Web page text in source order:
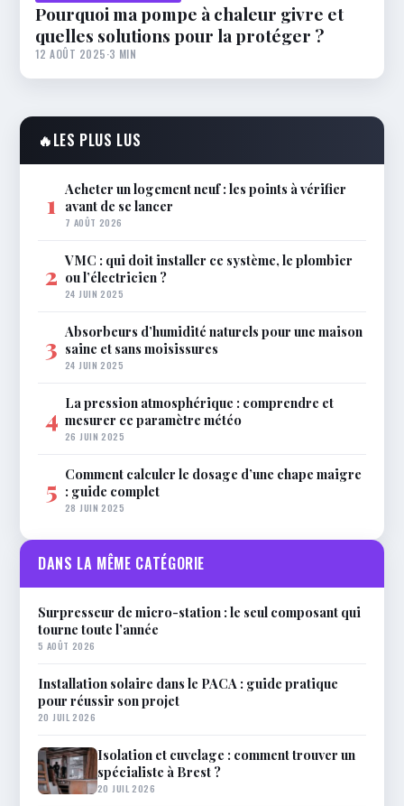
Pourquoi ma pompe à chaleur givre et
quelles solutions pour la protéger ?
12 AOÛT 2025·3 MIN
🔥LES PLUS LUS
1 Acheter un logement neuf : les points à vérifier
avant de se lancer
7 AOÛT 2026
2 VMC : qui doit installer ce système, le plombier
ou l’électricien ?
24 JUIN 2025
3 Absorbeurs d’humidité naturels pour une maison
saine et sans moisissures
24 JUIN 2025
4 La pression atmosphérique : comprendre et
mesurer ce paramètre météo
26 JUIN 2025
5 Comment calculer le dosage d’une chape maigre
: guide complet
28 JUIN 2025
DANS LA MÊME CATÉGORIE
Surpresseur de micro-station : le seul composant qui
tourne toute l’année
5 AOÛT 2026
Installation solaire dans le PACA : guide pratique
pour réussir son projet
20 JUIL 2026
Isolation et cuvelage : comment trouver un
spécialiste à Brest ?
20 JUIL 2026